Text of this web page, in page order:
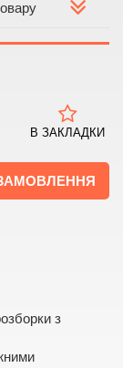
В ЗАКЛАДКИ
з